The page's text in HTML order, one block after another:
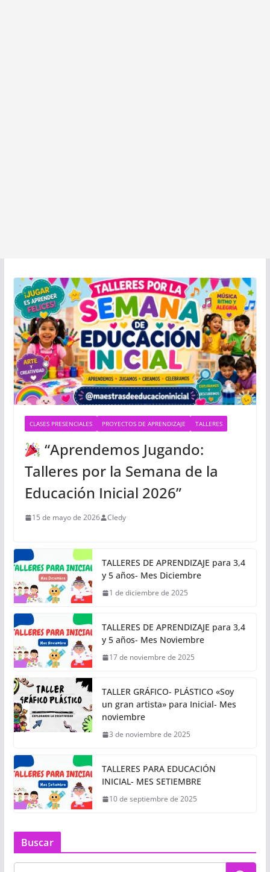
CLASES PRESENCIALES PROYECTOS DE APRENDIZAJE TALLERES
“Aprendemos Jugando:
Talleres por la Semana de la
Educación Inicial 2026”
15 de mayo de 2026 Cledy
TALLERES DE APRENDIZAJE para 3,4
y 5 años- Mes Diciembre
1 de diciembre de 2025
TALLERES DE APRENDIZAJE para 3,4
y 5 años- Mes Noviembre
17 de noviembre de 2025
TALLER GRÁFICO- PLÁSTICO «Soy
un gran artista» para Inicial- Mes
noviembre
3 de noviembre de 2025
TALLERES PARA EDUCACIÓN
INICIAL- MES SETIEMBRE
10 de septiembre de 2025
Buscar